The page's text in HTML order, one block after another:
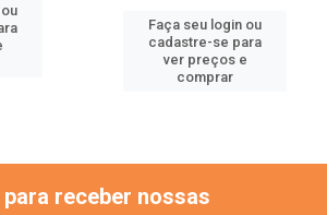
Faça seu login ou
cadastre-se para
ver preços e
comprar
receber nossas